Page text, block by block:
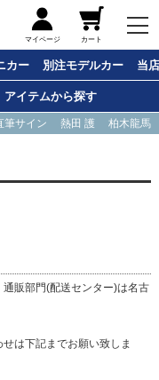
マイページ カート
カー 別注モデルカー 当
アイテムから探す
筆サイン 熱田 護 柏木龍馬
販部門(配送センター)は名古
は下記までお願い致しま